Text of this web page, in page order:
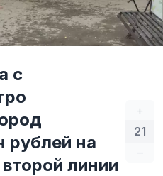
+
21
–
с
рублей на
линии